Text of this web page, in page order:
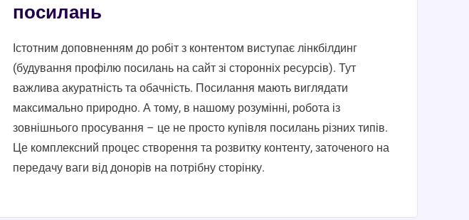
посилань
Істотним доповненням до робіт з контентом виступає лінкбілдинг
(будування профілю посилань на сайт зі сторонніх ресурсів). Тут
важлива акуратність та обачність. Посилання мають виглядати
максимально природно. А тому, в нашому розумінні, робота із
зовнішнього просування – це не просто купівля посилань різних типів.
Це комплексний процес створення та розвитку контенту, заточеного на
передачу ваги від донорів на потрібну сторінку.